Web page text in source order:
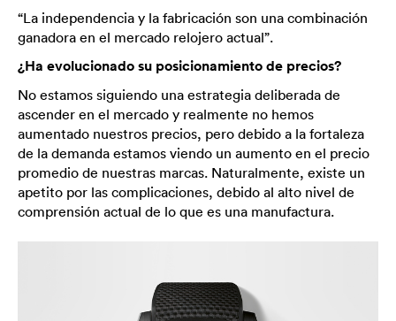
“La independencia y la fabricación son una combinación
ganadora en el mercado relojero actual”.
¿Ha evolucionado su posicionamiento de precios?
No estamos siguiendo una estrategia deliberada de
ascender en el mercado y realmente no hemos
aumentado nuestros precios, pero debido a la fortaleza
de la demanda estamos viendo un aumento en el precio
promedio de nuestras marcas. Naturalmente, existe un
apetito por las complicaciones, debido al alto nivel de
comprensión actual de lo que es una manufactura.